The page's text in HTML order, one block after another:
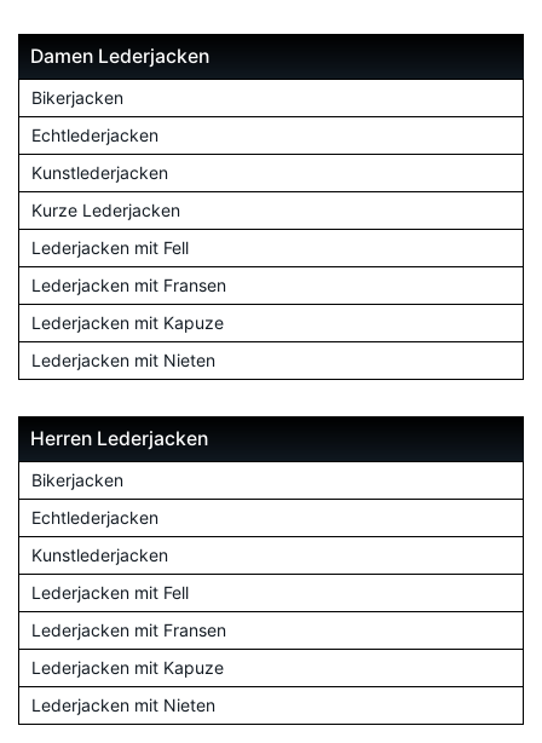
Damen Lederjacken
Bikerjacken
Echtlederjacken
Kunstlederjacken
Kurze Lederjacken
Lederjacken mit Fell
Lederjacken mit Fransen
Lederjacken mit Kapuze
Lederjacken mit Nieten
Herren Lederjacken
Bikerjacken
Echtlederjacken
Kunstlederjacken
Lederjacken mit Fell
Lederjacken mit Fransen
Lederjacken mit Kapuze
Lederjacken mit Nieten